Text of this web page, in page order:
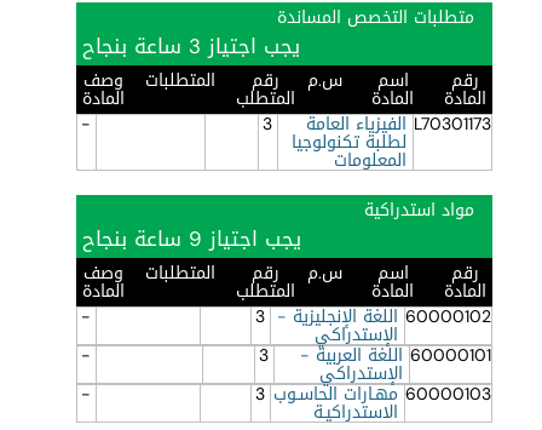
متطلبات التخصص المساندة
يجب اجتياز 3 ساعة بنجاح
رقم
المادة
اسم
المادة
س.م رقم
المتطلب
المتطلبات وصف
المادة
L70301173 الفيزياء العامة
لطلبة تكنولوجيا
المعلومات
3
-
مواد استدراكية
يجب اجتياز 9 ساعة بنجاح
رقم
المادة
اسم
المادة
س.م رقم
المتطلب
المتطلبات وصف
المادة
60000102 اللغة الإنجليزية -
الإستدراكي
3
-
60000101 اللغة العربية -
الإستدراكي
3
-
60000103 مهـارات الحاسـوب
الاستدراكيـة
3
-